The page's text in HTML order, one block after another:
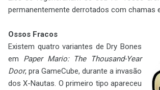
permanentemente derrotados com chamas
Ossos Fracos
Existem quatro variantes de Dry Bones
em Paper Mario: The Thousand-Year
Door, pra GameCube, durante a invasão
dos X-Nautas. O primeiro tipo apareceu